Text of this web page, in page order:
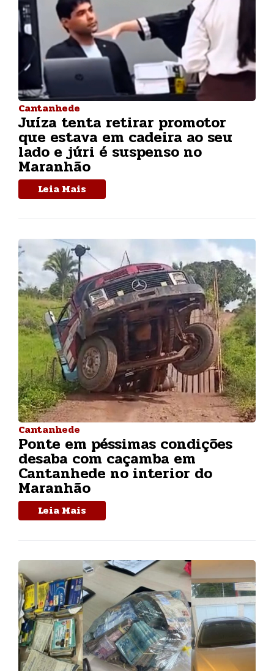
Cantanhede
Juíza tenta retirar promotor
que estava em cadeira ao seu
lado e júri é suspenso no
Maranhão
Leia Mais
Cantanhede
Ponte em péssimas condições
desaba com caçamba em
Cantanhede no interior do
Maranhão
Leia Mais